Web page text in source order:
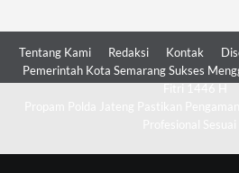
Tentang Kami Redaksi Kontak
Pemerintah Kota Semarang Sukses